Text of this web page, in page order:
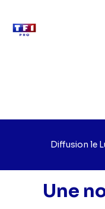
Diffusion le
Une